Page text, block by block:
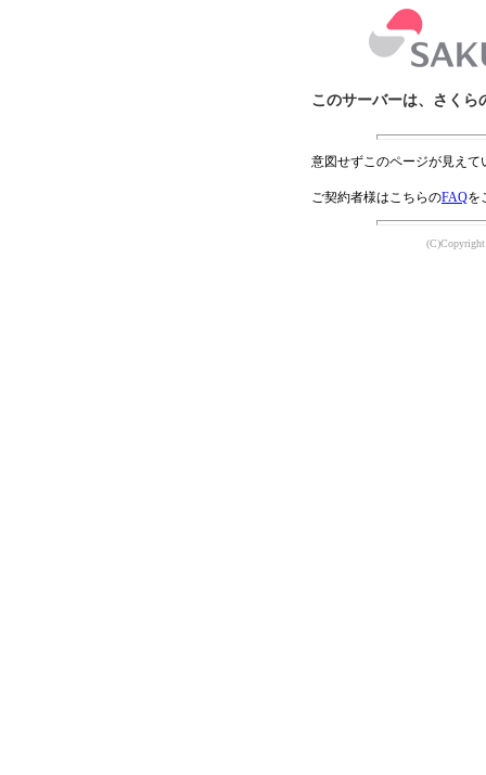
このサーバーは、さくら
意図せずこのページが見え
ご契約者様はこちらのFAQを